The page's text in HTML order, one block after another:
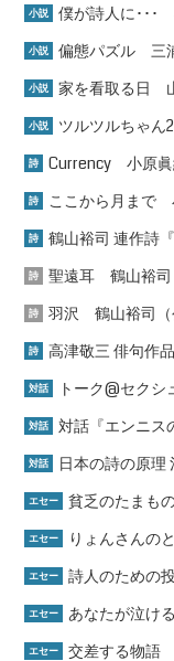
小説 僕が詩人に･･･
小説 偏態パズル 三
小説 家を看取る日
小説 ツルツルちゃ
詩 Currency 小原
詩 ここから月まで
詩 鶴山裕司 連作詩
詩 聖遠耳 鶴山裕司
詩 羽沢 鶴山裕司（
詩 高津敬三 俳句作品
対話 トーク@セク
対話 対話『エンニス
対話 日本の詩の原理
エセー 貧乏のたまも
エセー りょんさんの
エセー 詩人のための
エセー あなたが泣け
エセー 交差する物語